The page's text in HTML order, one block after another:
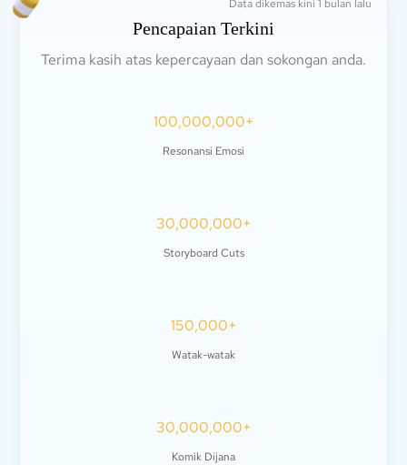
Data dikemas kini 1 bulan lalu
Pencapaian Terkini
Terima kasih atas kepercayaan dan sokongan anda.
100,000,000+
Resonansi Emosi
30,000,000+
Storyboard Cuts
150,000+
Watak-watak
30,000,000+
Komik Dijana